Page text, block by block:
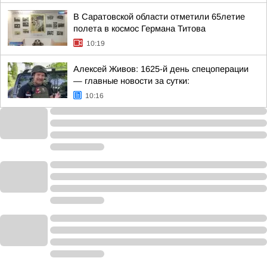
В Саратовской области отметили 65летие
полета в космос Германа Титова
10:19
Алексей Живов: 1625-й день спецоперации
— главные новости за сутки:
10:16